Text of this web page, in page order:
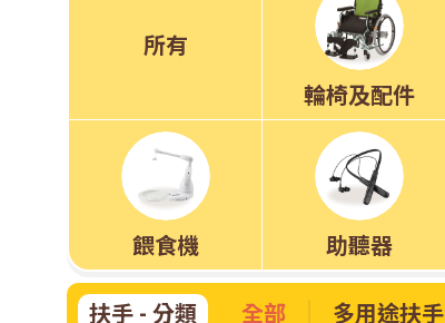
齡
科
所有
輪椅及配件
餵食機 助聽器
扶手 - 分類 全部 多用途扶手